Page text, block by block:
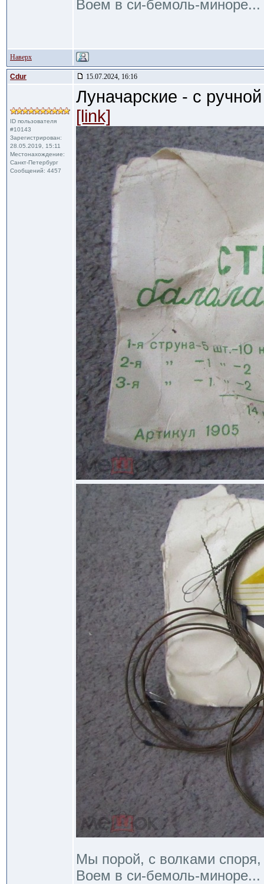
Воем в си-бемоль-миноре...
Наверх
Cdur 15.07.2024, 16:16
ID пользователя
#10143
Зарегистрирован:
28.05.2019, 15:11
Местонахождение:
Санкт-Петербург
Сообщений: 4457
Луначарские - с
[link]
Мы порой, с волками споря,
Воем в си-бемоль-миноре...